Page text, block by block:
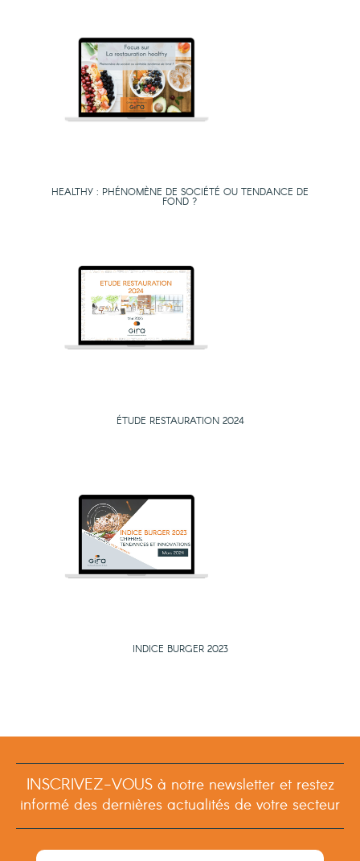
HEALTHY : PHÉNOMÈNE DE SOCIÉTÉ OU TENDANCE DE
FOND ?
ÉTUDE RESTAURATION 2024
INDICE BURGER 2023
INSCRIVEZ-VOUS à notre newsletter et restez
informé des dernières actualités de votre secteur